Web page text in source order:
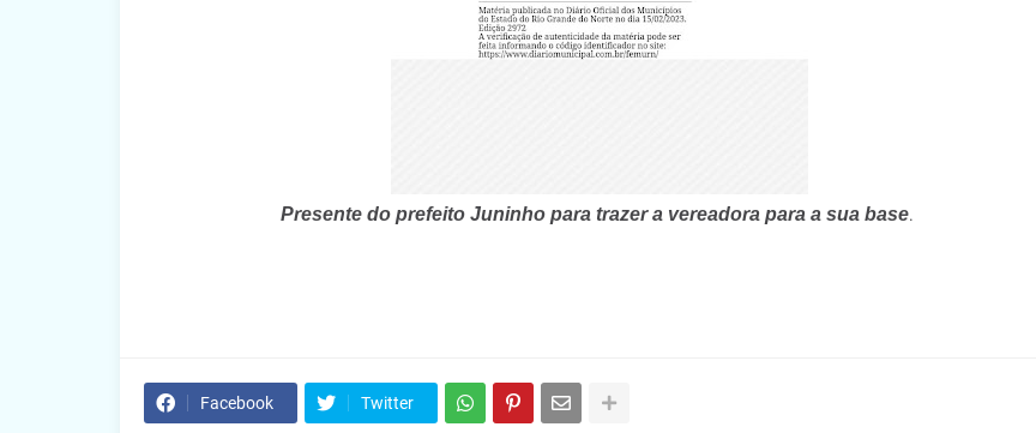
Presente do prefeito Juninho para trazer a vereadora para a sua base.
Facebook Twitter